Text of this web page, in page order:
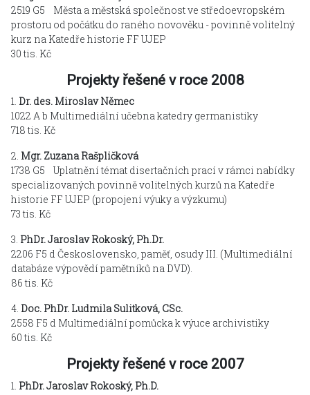
2519 G5 Města a městská společnost ve středoevropském
prostoru od počátku do raného novověku - povinně volitelný
kurz na Katedře historie FF UJEP
30 tis. Kč
Projekty řešené v roce 2008
1. Dr. des. Miroslav Němec
1022 A b Multimediální učebna katedry germanistiky
718 tis. Kč
2. Mgr. Zuzana Rašpličková
1738 G5 Uplatnění témat disertačních prací v rámci nabídky
specializovaných povinně volitelných kurzů na Katedře
historie FF UJEP (propojení výuky a výzkumu)
73 tis. Kč
3. PhDr. Jaroslav Rokoský, Ph.Dr.
2206 F5 d Československo, paměť, osudy III. (Multimediální
databáze výpovědí pamětníků na DVD).
86 tis. Kč
4. Doc. PhDr. Ludmila Sulitková, CSc.
2558 F5 d Multimediální pomůcka k výuce archivistiky
60 tis. Kč
Projekty řešené v roce 2007
1. PhDr. Jaroslav Rokoský, Ph.D.